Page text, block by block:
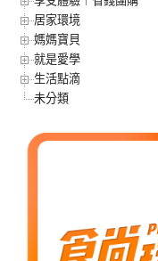
居家環境
媽媽寶貝
就是愛學
生活點滴
未分類